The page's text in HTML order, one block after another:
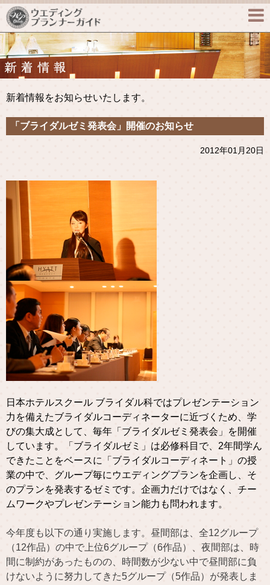

新着情報をお知らせいたします。
「ブライダルゼミ発表会」開催のお知らせ
2012年01月20日
日本ホテルスクール ブライダル科ではプレゼンテーション
力を備えたブライダルコーディネーターに近づくため、学
びの集大成として、毎年「ブライダルゼミ発表会」を開催
しています。「ブライダルゼミ」は必修科目で、2年間学ん
できたことをベースに「ブライダルコーディネート」の授
業の中で、グループ毎にウエディングプランを企画し、そ
のプランを発表するゼミです。企画力だけではなく、チー
ムワークやプレゼンテーション能力も問われます。
今年度も以下の通り実施します。昼間部は、全12グループ
（12作品）の中で上位6グループ（6作品）、夜間部は、時
間に制約があったものの、時間数が少ない中で昼間部に負
けないように努力してきた5グループ（5作品）が発表しま